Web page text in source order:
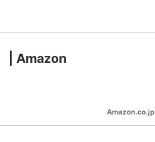
| Amazon
Amazon.co.jp